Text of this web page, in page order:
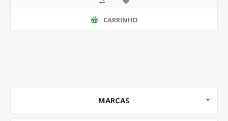
CARRINHO
MARCAS